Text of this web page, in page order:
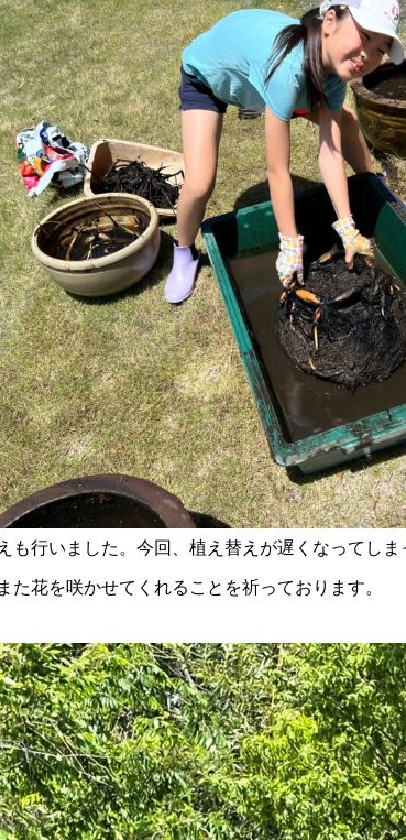
も行いました。今回、植え替えが遅くなってし
た花を咲かせてくれることを祈っております。